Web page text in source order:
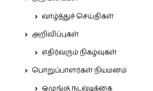
வாழ்த்துச் செய்திகள்
அறிவிப்புகள்
எதிர்வரும் நிகழ்வுகள்
பொறுப்பாளர்கள் நியமனம்
ஒழுங்கு நடவடிக்கை